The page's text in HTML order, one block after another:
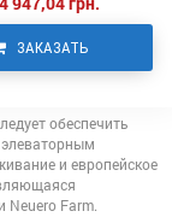
ЗАКАЗАТЬ
обеспечить
и европейское
Farm.